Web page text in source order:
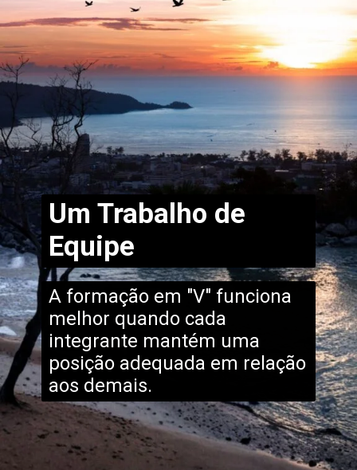
A formação em "V" funciona
melhor quando cada
integrante mantém uma
posição adequada em relação
aos demais.
Um Trabalho de
Equipe